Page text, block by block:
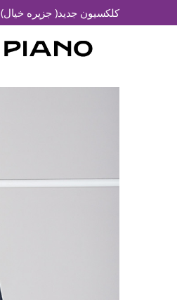
کلکسیون جدید( جزیره خیال)